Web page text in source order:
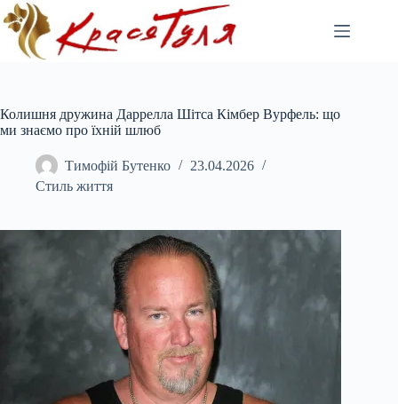
Перейти
до
вмісту
Колишня дружина Даррелла Шітса Кімбер Вурфель: що
ми знаємо про їхній шлюб
Тимофій Бутенко
23.04.2026
Стиль життя